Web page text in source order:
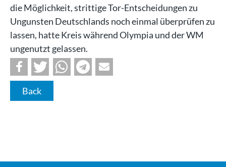
die Möglichkeit, strittige Tor-Entscheidungen zu
Ungunsten Deutschlands noch einmal überprüfen zu
lassen, hatte Kreis während Olympia und der WM
ungenutzt gelassen.
Back